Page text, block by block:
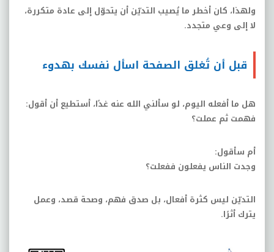
ولهذا، كان أخطر ما يُصيب التديّن أن يتحوّل إلى عادة متكررة،
لا إلى وعي متجدد.
قبل أن تُغلق الصفحة اسأل نفسك بهدوء
هل ما أفعله اليوم، لو سألني الله عنه غدًا، أستطيع أن أقول:
فهمت ثم عملت؟
أم سأقول:
وجدت الناس يفعلون ففعلت؟
التديّن ليس كثرة أفعال، بل صدق فهم، وصحة قصد، وعمل
يترك أثرًا.